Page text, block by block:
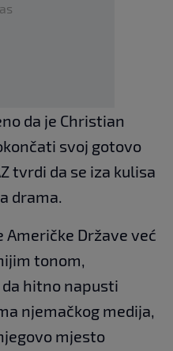
da je Christian
svoj gotovo
tvrdi da se iza kulisa
drama.
Američke Države već
tonom,
hitno napusti
njemačkog medija,
mjesto